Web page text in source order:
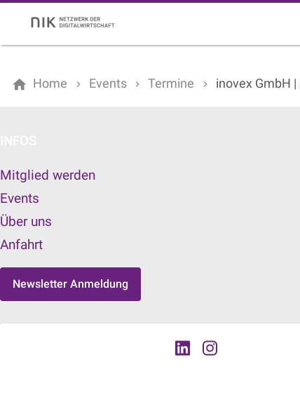
Home Events Termine inovex GmbH
Mitglied werden
Events
Über uns
Anfahrt
Newsletter Anmeldung